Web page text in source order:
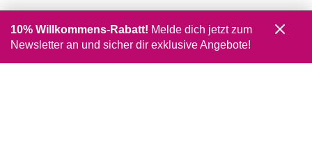
10% Willkommens-Rabatt! Melde dich jetzt zum
Newsletter an und sicher dir exklusive Angebote!